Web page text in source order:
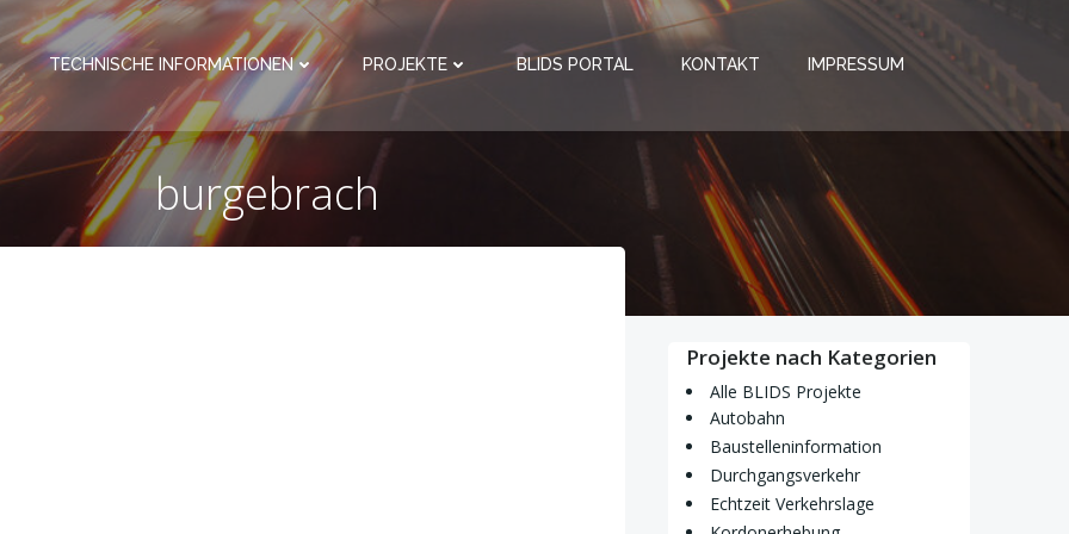
TECHNISCHE INFORMATIONEN PROJEKTE BLIDS PORTAL KONTAKT IMPRESSUM
burgebrach
Projekte nach Kategorien
Alle BLIDS Projekte
Autobahn
Baustelleninformation
Durchgangsverkehr
Echtzeit Verkehrslage